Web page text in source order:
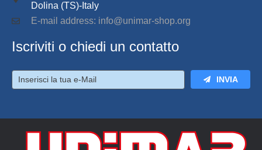
Dolina (TS)-Italy
E-mail address: info@unimar-shop.org
Iscriviti o chiedi un contatto
INVIA